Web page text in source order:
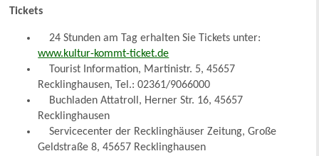
Tickets
24 Stunden am Tag erhalten Sie Tickets unter:
www.kultur-kommt-ticket.de
Tourist Information, Martinistr. 5, 45657
Recklinghausen, Tel.: 02361/9066000
Buchladen Attatroll, Herner Str. 16, 45657
Recklinghausen
Servicecenter der Recklinghäuser Zeitung, Große
Geldstraße 8, 45657 Recklinghausen